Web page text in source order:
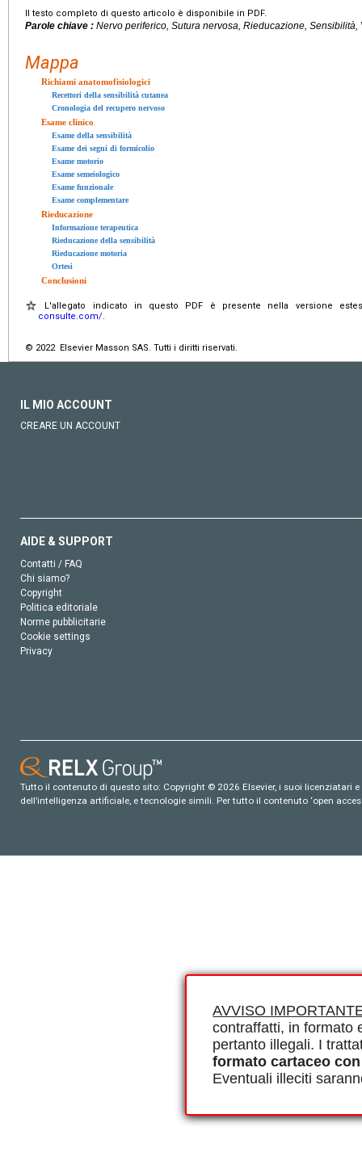
AVVISO
contraffatti, in formato
pertanto illegali. I
formato cartaceo
Eventuali illeciti
Il testo completo di questo articolo è disponibile in PDF.
Parole chiave : Nervo periferico, Sutura nervosa, Rieducazione, Sensibilità,
Mappa
Richiami anatomofisiologici
Recettori della sensibilità cutanea
Cronologia del recupero nervoso
Esame clinico
Esame della sensibilità
Esame dei segni di formicolio
Esame motorio
Esame semeiologico
Esame funzionale
Esame complementare
Rieducazione
Informazione terapeutica
Rieducazione della sensibilità
Rieducazione motoria
Ortesi
Conclusioni
L'allegato indicato in questo PDF è presente nella versione
consulte.com/.
© 2022 Elsevier Masson SAS. Tutti i diritti riservati.
IL MIO ACCOUNT
CREARE UN ACCOUNT
AIDE & SUPPORT
Contatti / FAQ
Chi siamo?
Copyright
Politica editoriale
Norme pubblicitarie
Cookie settings
Privacy
Tutto il contenuto di questo sito: Copyright © 2026 Elsevier, i suoi
dell’intelligenza artificiale, e tecnologie simili. Per tutto il contenuto ‘open